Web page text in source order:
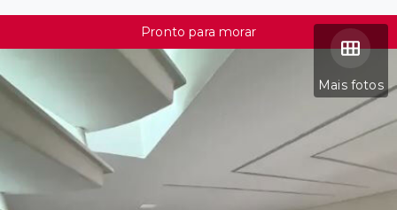
Mais fotos
Pronto para morar